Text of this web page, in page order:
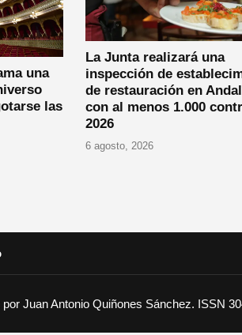
una
las
La Junta realizará una
inspección de
de restauración en
con al menos 1.000
2026
6 agosto, 2026
Juan Antonio Quiñones Sánchez. ISSN